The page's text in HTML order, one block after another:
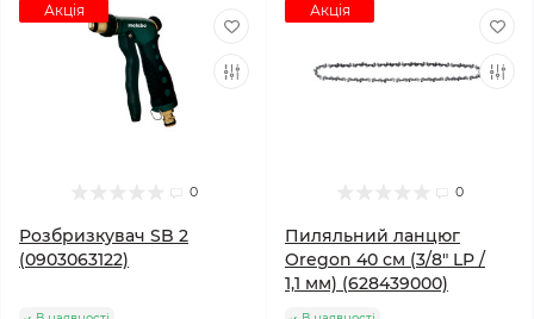
Акція
0
Розбризкувач SB 2
(0903063122)
Акція
0
Пиляльний ланцюг
Oregon 40 см (3/8" LP /
1,1 мм) (628439000)